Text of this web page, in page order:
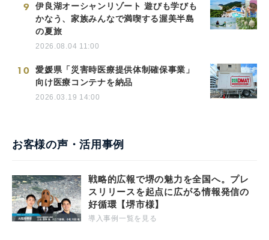
9
伊良湖オーシャンリゾート 遊びも学びも
かなう、家族みんなで満喫する渥美半島
の夏旅
2026.08.04 11:00
10
愛媛県「災害時医療提供体制確保事業」
向け医療コンテナを納品
2026.03.19 14:00
お客様の声・活用事例
戦略的広報で堺の魅力を全国へ。プレ
スリリースを起点に広がる情報発信の
好循環【堺市様】
導入事例一覧を見る